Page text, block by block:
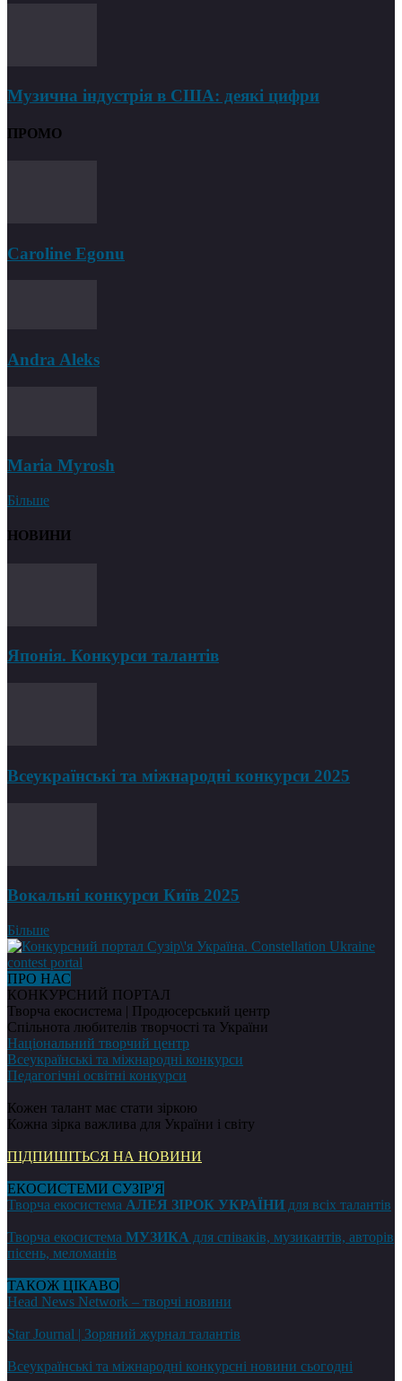
Музична індустрія в США: деякі цифри
ПРОМО
Caroline Egonu
Andra Aleks
Maria Myrosh
Більше
НОВИНИ
Японія. Конкурси талантів
Всеукраїнські та міжнародні конкурси 2025
Вокальні конкурси Київ 2025
Більше
ПРО НАС
КОНКУРСНИЙ ПОРТАЛ
Творча екосистема | Продюсерський центр
Спільнота любителів творчості та України
Національний творчий центр
Всеукраїнські та міжнародні конкурси
Педагогічні освітні конкурси
Кожен талант має стати зіркою
Кожна зірка важлива для України і світу
ПІДПИШІТЬСЯ НА НОВИНИ
ЕКОСИСТЕМИ СУЗІР'Я
Творча екосистема АЛЕЯ ЗІРОК УКРАЇНИ для всіх талантів
Творча екосистема МУЗИКА для співаків, музикантів, авторів
пісень, меломанів
ТАКОЖ ЦІКАВО
Head News Network – творчі новини
Star Journal | Зоряний журнал талантів
Всеукраїнські та міжнародні конкурсні новини сьогодні